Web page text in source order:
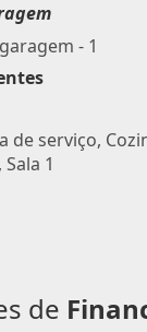
- 1
de serviço,
1
de